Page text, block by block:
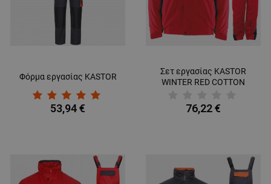
Φόρμα εργασίας KASTOR
53,94 €
Σετ εργασίας KASTOR
WINTER RED COTTON
76,22 €